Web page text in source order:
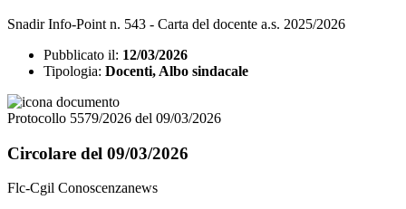
Snadir Info-Point n. 543 - Carta del docente a.s. 2025/2026
Pubblicato il: 12/03/2026
Tipologia: Docenti, Albo sindacale
Protocollo 5579/2026 del 09/03/2026
Circolare del 09/03/2026
Flc-Cgil Conoscenzanews